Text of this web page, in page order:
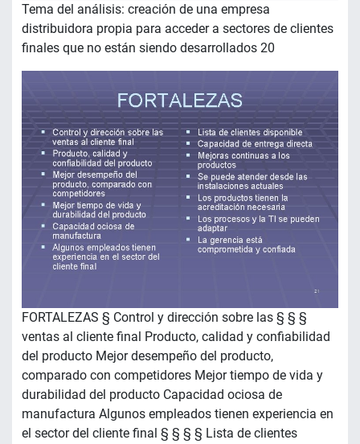
Tema del análisis: creación de una empresa
distribuidora propia para acceder a sectores de clientes
finales que no están siendo desarrollados 20
FORTALEZAS § Control y dirección sobre las § § §
ventas al cliente final Producto, calidad y confiabilidad
del producto Mejor desempeño del producto,
comparado con competidores Mejor tiempo de vida y
durabilidad del producto Capacidad ociosa de
manufactura Algunos empleados tienen experiencia en
el sector del cliente final § § § § Lista de clientes